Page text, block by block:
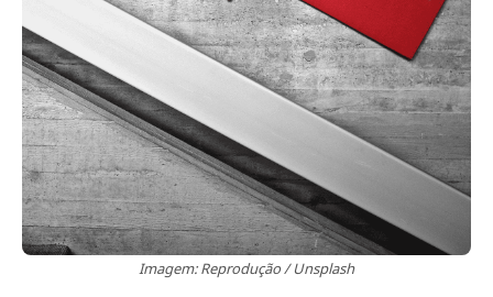
Imagem: Reprodução / Unsplash